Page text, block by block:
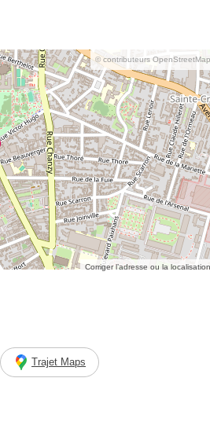
© contributeurs OpenStreetMap
Corriger l’adresse ou la localisation
Trajet Maps